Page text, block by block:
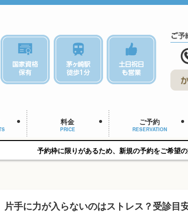
料金
PRICE
ご予約
RESERVATION
に限りがあるため、新規の予約をご希望の方はお早めにご
片手に力が入らないのはストレス？受診目